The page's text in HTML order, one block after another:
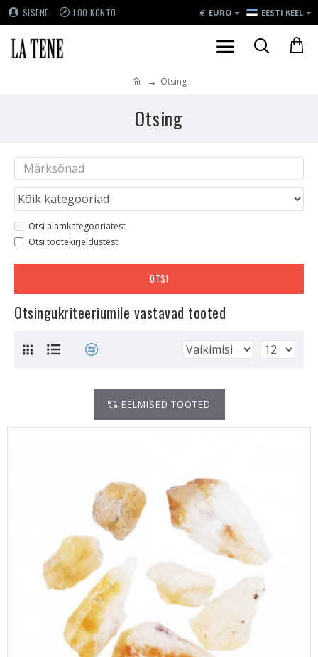
SISENE LOO KONTO € EURO EESTI KEEL
Otsing
Otsing
Otsi alamkategooriatest
Otsi tootekirjeldustest
OTSI
Otsingukriteeriumile vastavad tooted
EELMISED TOOTED